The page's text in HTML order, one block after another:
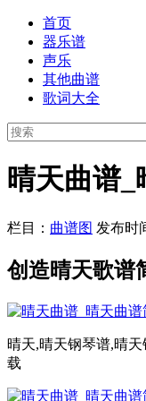
首页
器乐谱
声乐
其他曲谱
歌词大全
晴天曲谱_
栏目： 曲谱图 发布时
创造晴天歌谱
晴天,晴天钢琴谱,晴
载